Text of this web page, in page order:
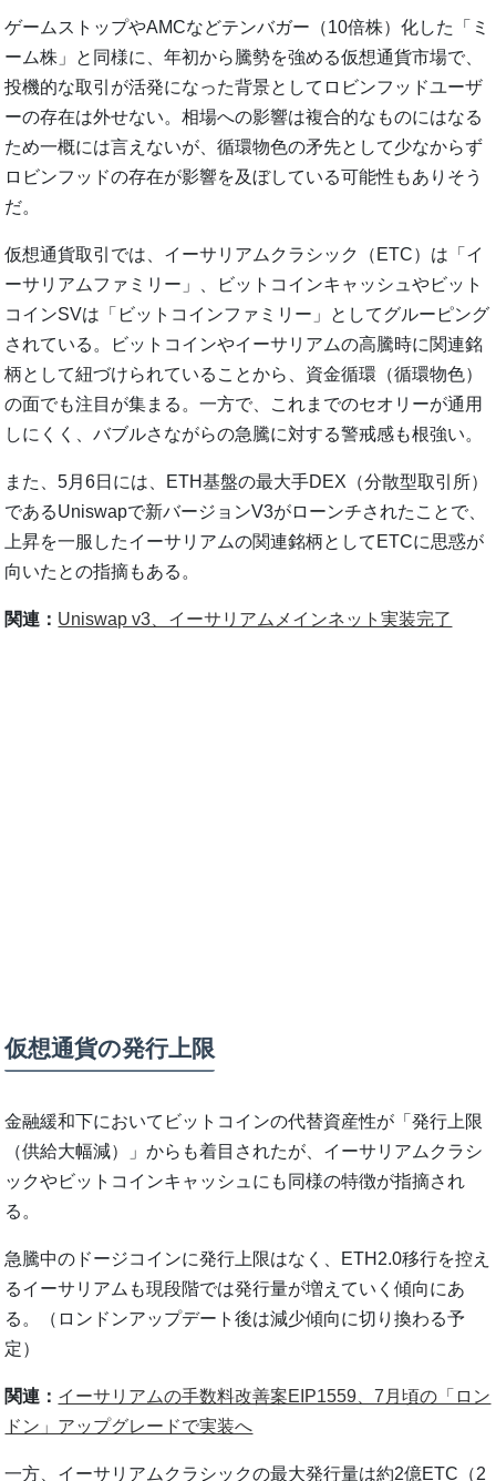
ゲームストップやAMCなどテンバガー（10倍株）化した「ミ
ーム株」と同様に、年初から騰勢を強める仮想通貨市場で、
投機的な取引が活発になった背景としてロビンフッドユーザ
ーの存在は外せない。相場への影響は複合的なものにはなる
ため一概には言えないが、循環物色の矛先として少なからず
ロビンフッドの存在が影響を及ぼしている可能性もありそう
だ。
仮想通貨取引では、イーサリアムクラシック（ETC）は「イ
ーサリアムファミリー」、ビットコインキャッシュやビット
コインSVは「ビットコインファミリー」としてグルーピング
されている。ビットコインやイーサリアムの高騰時に関連銘
柄として紐づけられていることから、資金循環（循環物色）
の面でも注目が集まる。一方で、これまでのセオリーが通用
しにくく、バブルさながらの急騰に対する警戒感も根強い。
また、5月6日には、ETH基盤の最大手DEX（分散型取引所）
であるUniswapで新バージョンV3がローンチされたことで、
上昇を一服したイーサリアムの関連銘柄としてETCに思惑が
向いたとの指摘もある。
関連： Uniswap v3、イーサリアムメインネット実装完了
仮想通貨の発行上限
金融緩和下においてビットコインの代替資産性が「発行上限
（供給大幅減）」からも着目されたが、イーサリアムクラシ
ックやビットコインキャッシュにも同様の特徴が指摘され
る。
急騰中のドージコインに発行上限はなく、ETH2.0移行を控え
るイーサリアムも現段階では発行量が増えていく傾向にあ
る。（ロンドンアップデート後は減少傾向に切り換わる予
定）
関連： イーサリアムの手数料改善案EIP1559、7月頃の「ロン
ドン」アップグレードで実装へ
一方、イーサリアムクラシックの最大発行量は約2億ETC（2